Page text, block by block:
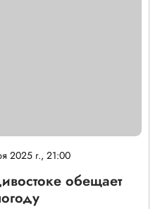
2025 г., 21:00
обещает